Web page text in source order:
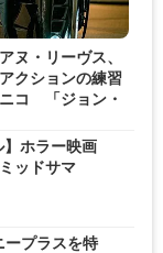
ヌ・リーヴス、
クションの練習
コ 「ジョン・
】ホラー映画
ッドサマ
ープラスを特